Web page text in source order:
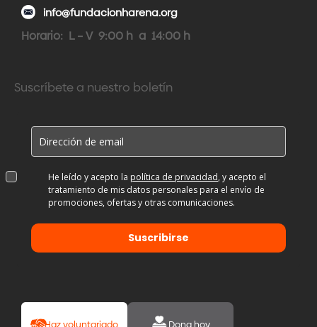
info@fundacionharena.org
Horario: L – V 9:00 h a 14:00 h
Suscríbete a nuestro boletín
He leído y acepto la política de privacidad, y acepto el
tratamiento de mis datos personales para el envío de
promociones, ofertas y otras comunicaciones.
Suscribirse
Haz voluntariado Dona hoy